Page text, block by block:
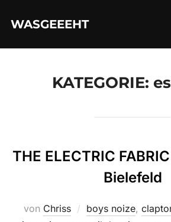
InhaltWASGEEEHT
KATEGORIE:
THE ELECTRIC
Bielefeld
von Chriss boys noize,